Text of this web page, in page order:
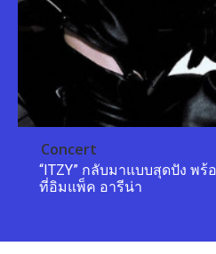
Concert
“ITZY” กลับมาแบบสุดปัง พร้
ที่อิมแพ็ค อารีน่า